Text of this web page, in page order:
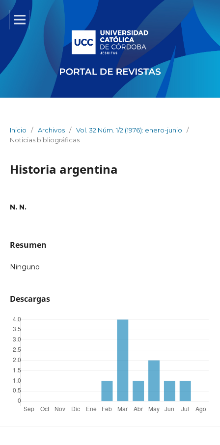
Inicio / Archivos / Vol. 32 Núm. 1/2 (1976): enero-junio
/
Noticias bibliográficas
Historia argentina
N. N.
Resumen
Ninguno
Descargas